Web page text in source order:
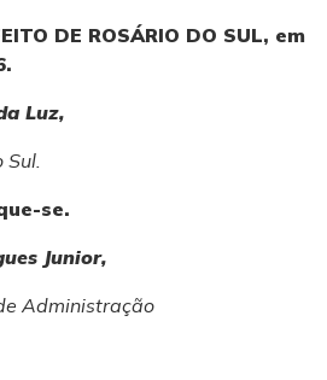
DE ROSÁRIO DO SUL, em
Luz,
Sul.
se.
Junior,
Administração